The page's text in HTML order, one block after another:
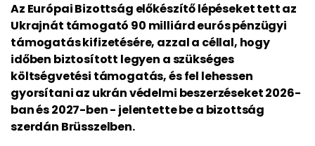
Az Európai Bizottság előkészítő lépéseket tett az
Ukrajnát támogató 90 milliárd eurós pénzügyi
támogatás kifizetésére, azzal a céllal, hogy
időben biztosított legyen a szükséges
költségvetési támogatás, és fel lehessen
gyorsítani az ukrán védelmi beszerzéseket 2026-
ban és 2027-ben - jelentette be a bizottság
szerdán Brüsszelben.